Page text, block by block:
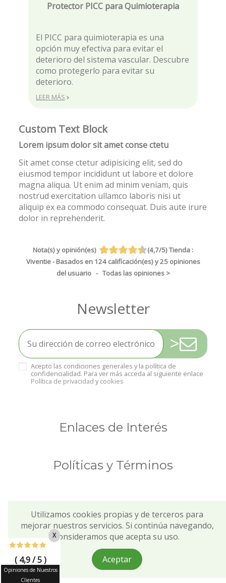
Protector PICC para Quimioterapia
El PICC para quimioterapia es una
opción muy efectiva para evitar el
deterioro del sistema vascular. Descubre
como protegerlo para evitar su
deterioro.
LEER MÁS
Custom Text Block
Lorem ipsum dolor sit amet conse ctetu
Sit amet conse ctetur adipisicing elit, sed do
eiusmod tempor incididunt ut labore et dolore
magna aliqua. Ut enim ad minim veniam, quis
nostrud exercitation ullamco laboris nisi ut
aliquip ex ea commodo consequat. Duis aute irure
dolor in reprehenderit.
Nota(s) y opinión(es) (4,7/5)Tienda :
Viventie- Basados en 124calificación(es) y25opiniones
del usuario - Todas las opiniones >
X
( 4,9 / 5 )
Opiniones de Nuestros
Clientes
>
Acepto las condiciones generales y la política de
confidencialidad. Para ver más acceda al siguiente enlace
Política de privacidad ycookies
Enlaces de Interés
Políticas y Términos
Copyright © 2021 Viventie. Todos los derechos
reservados.
Utilizamos cookies propias y de terceros para
mejorar nuestros servicios. Si continúa navegando,
consideramos que acepta su uso.
Aceptar